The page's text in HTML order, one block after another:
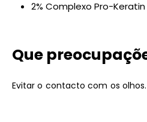
2% Complexo Pro-
Que
Evitar o contacto com os olhos.